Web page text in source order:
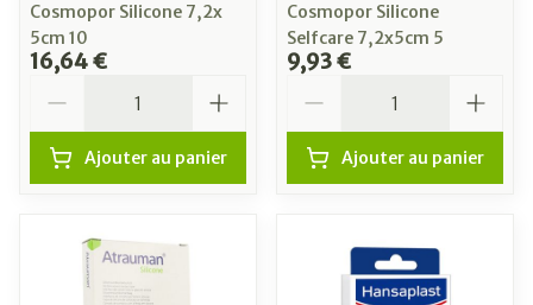
Cosmopor Silicone 7,2x
5cm 10
16,64 €
Ajouter au panier
Cosmopor Silicone
Selfcare 7,2x5cm 5
9,93 €
Ajouter au panier